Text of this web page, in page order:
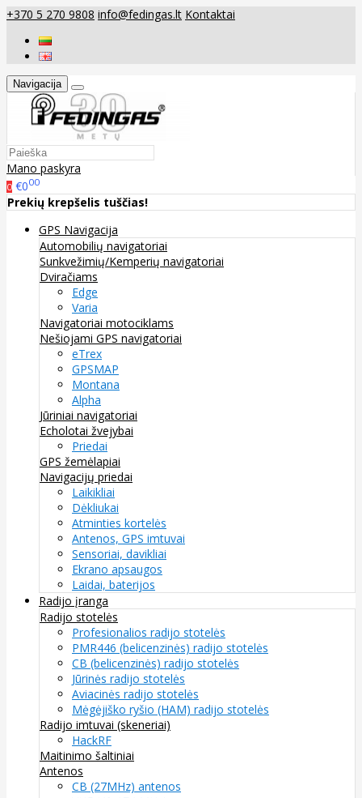
+370 5 270 9808 info@fedingas.lt Kontaktai
Navigacija
Mano paskyra
0 €000
Prekių krepšelis tuščias!
GPS Navigacija
Automobilių navigatoriai
Sunkvežimių/Kemperių navigatoriai
Dviračiams
Edge
Varia
Navigatoriai motociklams
Nešiojami GPS navigatoriai
eTrex
GPSMAP
Montana
Alpha
Jūriniai navigatoriai
Echolotai žvejybai
Priedai
GPS žemėlapiai
Navigacijų priedai
Laikikliai
Dėkliukai
Atminties kortelės
Antenos, GPS imtuvai
Sensoriai, davikliai
Ekrano apsaugos
Laidai, baterijos
Radijo įranga
Radijo stotelės
Profesionalios radijo stotelės
PMR446 (belicenzinės) radijo stotelės
CB (belicenzinės) radijo stotelės
Jūrinės radijo stotelės
Aviacinės radijo stotelės
Mėgėjiško ryšio (HAM) radijo stotelės
Radijo imtuvai (skeneriai)
HackRF
Maitinimo šaltiniai
Antenos
CB (27MHz) antenos